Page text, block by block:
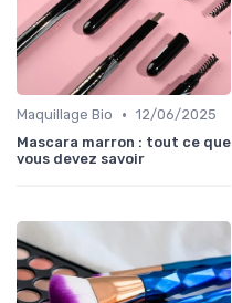
Maquillage Bio • 12/06/2025
Mascara marron : tout ce que
vous devez savoir